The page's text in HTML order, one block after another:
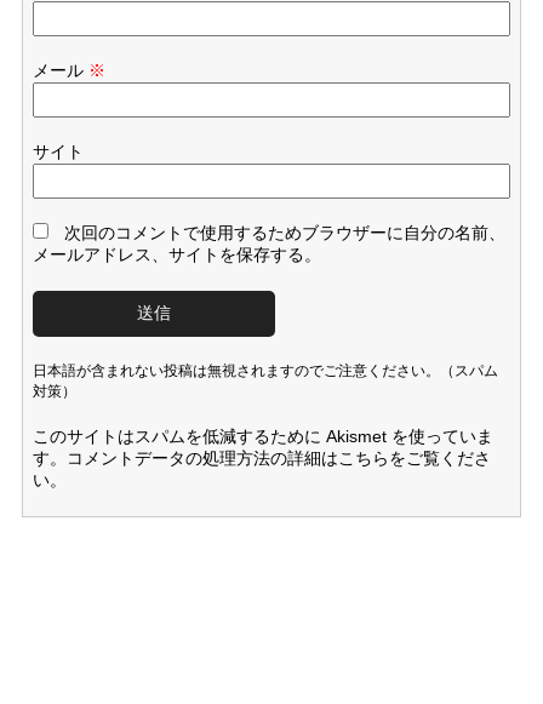
メール ※
サイト
次回のコメントで使用するためブラウザーに自分の名前、
メールアドレス、サイトを保存する。
日本語が含まれない投稿は無視されますのでご注意ください。（スパム
対策）
このサイトはスパムを低減するために Akismet を使っていま
す。
コメントデータの処理方法の詳細はこちらをご覧くださ
い。